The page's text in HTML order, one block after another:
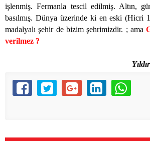
işlenmiş. Fermanla tescil edilmiş. Altın,
basılmış. Dünya üzerinde ki en eski (Hicri
madalyalı şehir de bizim şehrimizdir. ; ama
verilmez ?
Yıldırım